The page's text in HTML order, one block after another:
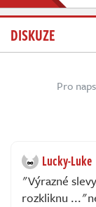
DISKUZE
Pro
Lucky-Luke
"Výrazné
rozkliknu